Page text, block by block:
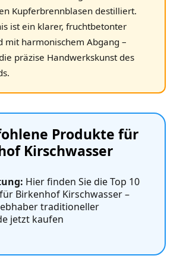
Kupferbrennblasen destilliert.
ist ein klarer, fruchtbetonter
mit harmonischem Abgang –
präzise Handwerkskunst des
Produkte für
Kirschwasser
Hier finden Sie die Top 10
Birkenhof Kirschwasser –
traditioneller
jetzt kaufen